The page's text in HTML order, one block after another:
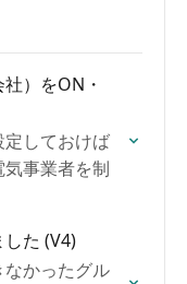
）をON・
しておけば
事業者を制
た (V4)
かったグル